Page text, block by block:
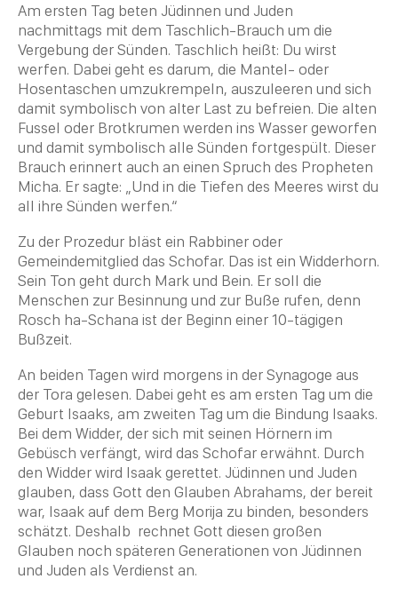
Am ersten Tag beten Jüdinnen und Juden
nachmittags mit dem Taschlich-Brauch um die
Vergebung der Sünden. Taschlich heißt: Du wirst
werfen. Dabei geht es darum, die Mantel- oder
Hosentaschen umzukrempeln, auszuleeren und sich
damit symbolisch von alter Last zu befreien. Die alten
Fussel oder Brotkrumen werden ins Wasser geworfen
und damit symbolisch alle Sünden fortgespült. Dieser
Brauch erinnert auch an einen Spruch des Propheten
Micha. Er sagte: „Und in die Tiefen des Meeres wirst du
all ihre Sünden werfen.“
Zu der Prozedur bläst ein Rabbineroder
Gemeindemitglied das Schofar. Das ist ein Widderhorn.
Sein Ton geht durch Mark und Bein. Er soll die
Menschen zur Besinnung und zur Buße rufen, denn
Rosch ha-Schana ist der Beginn einer 10-tägigen
Bußzeit.
An beiden Tagen wird morgens in derSynagoge aus
der Tora gelesen. Dabei geht es am ersten Tag um die
Geburt Isaaks, am zweiten Tag um die Bindung Isaaks.
Bei dem Widder, der sich mit seinen Hörnern im
Gebüsch verfängt, wird das Schofarerwähnt. Durch
den Widder wird Isaakgerettet. Jüdinnen und Juden
glauben, dass Gott den Glauben Abrahams, der bereit
war, Isaak auf dem Berg Morija zu binden, besonders
schätzt. Deshalb rechnet Gott diesen großen
Glauben noch späteren Generationen von Jüdinnen
und Juden als Verdienst an.